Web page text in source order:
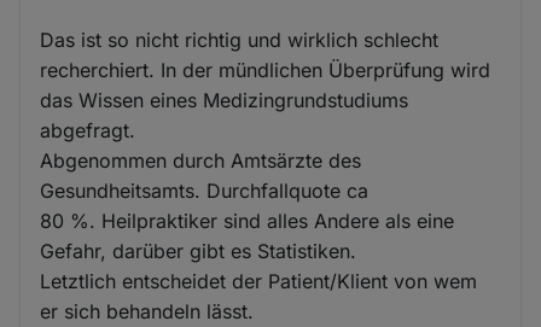
Das ist so nicht richtig und wirklich schlecht
recherchiert. In der mündlichen Überprüfung wird
das Wissen eines Medizingrundstudiums
abgefragt.
Abgenommen durch Amtsärzte des
Gesundheitsamts. Durchfallquote ca
80 %. Heilpraktiker sind alles Andere als eine
Gefahr, darüber gibt es Statistiken.
Letztlich entscheidet der Patient/Klient von wem
er sich behandeln lässt.